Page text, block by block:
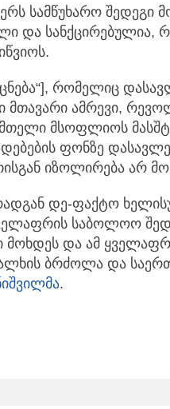
სამწუხარო შედეგი
და სანქცირებულია,
რომელიც
ამრევი,
მსოფლიოს
ფონზე
იზოლირება არ
რადგან დე-ფაქტო
საბოლოო
მოხდეს და ამ
ბრძოლა და
.